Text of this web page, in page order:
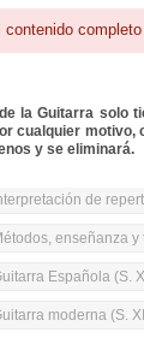
contenido
la Guitarra solo
cualquier
y se eliminará.
de
enseñanza
Española (S.
moderna (S.